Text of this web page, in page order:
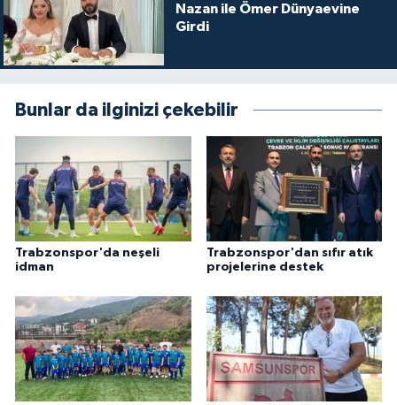
Nazan ile Ömer Dünyaevine
Girdi
Bunlar da ilginizi çekebilir
Trabzonspor'da neşeli
idman
Trabzonspor'dan sıfır atık
projelerine destek